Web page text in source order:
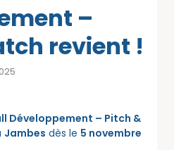
–
revient !
Développement – Pitch &
Jambes dès le 5 novembre